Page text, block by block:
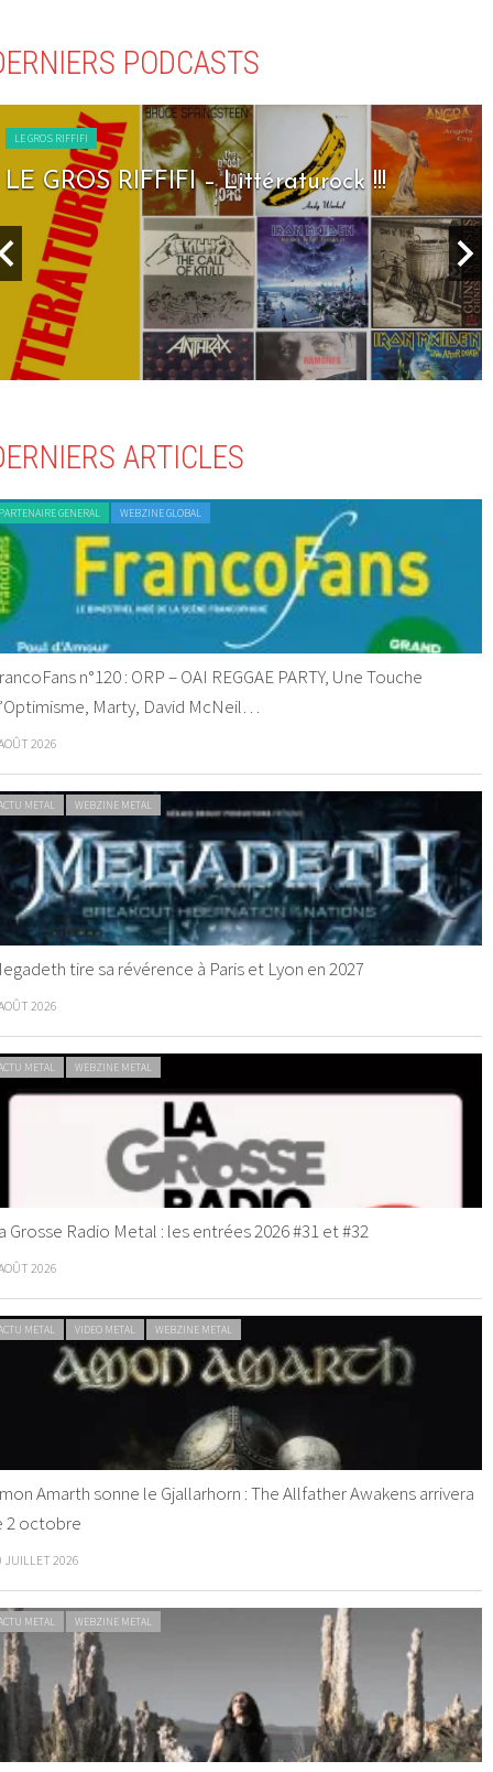
PODCASTS
LE GROS RIFFIFI
LE GROS RIFFIFI – Littératurock !!!
ARTICLES
GENERAL WEBZINE GLOBAL
n°120 : ORP – OAI REGGAE PARTY, Une Touche
Marty, David McNeil…
2026
METAL WEBZINE METAL
tire sa révérence à Paris et Lyon en 2027
2026
METAL WEBZINE METAL
Grosse Radio Metal : les entrées 2026 #31 et #32
2026
METAL VIDEO METAL WEBZINE METAL
Amarth sonne le Gjallarhorn : The Allfather Awakens arrivera
2 octobre
JUILLET 2026
METAL WEBZINE METAL